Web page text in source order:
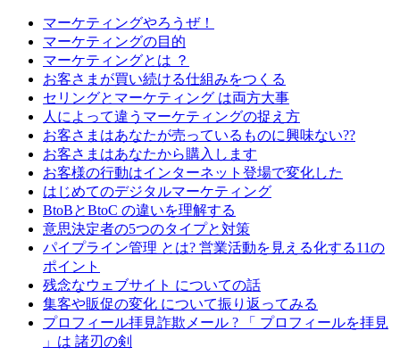
マーケティングやろうぜ！
マーケティングの目的
マーケティングとは ？
お客さまが買い続ける仕組みをつくる
セリングとマーケティング は両方大事
人によって違うマーケティングの捉え方
お客さまはあなたが売っているものに興味ない??
お客さまはあなたから購入します
お客様の行動はインターネット登場で変化した
はじめてのデジタルマーケティング
BtoBとBtoC の違いを理解する
意思決定者の5つのタイプと対策
パイプライン管理 とは? 営業活動を見える化する11の
ポイント
残念なウェブサイト についての話
集客や販促の変化 について振り返ってみる
プロフィール拝見詐欺メール ? 「 プロフィールを拝見
」は 諸刃の剣